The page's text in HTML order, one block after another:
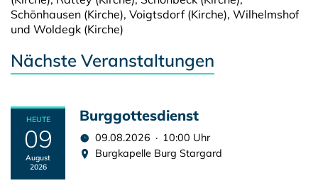
Schönhausen (Kirche), Voigtsdorf (Kirche), Wilhelmshof
und Woldegk (Kirche)
Nächste Veranstaltungen
HEUTE
09
August
2026
Burggottesdienst
09.08.2026 · 10:00 Uhr
Burgkapelle Burg Stargard